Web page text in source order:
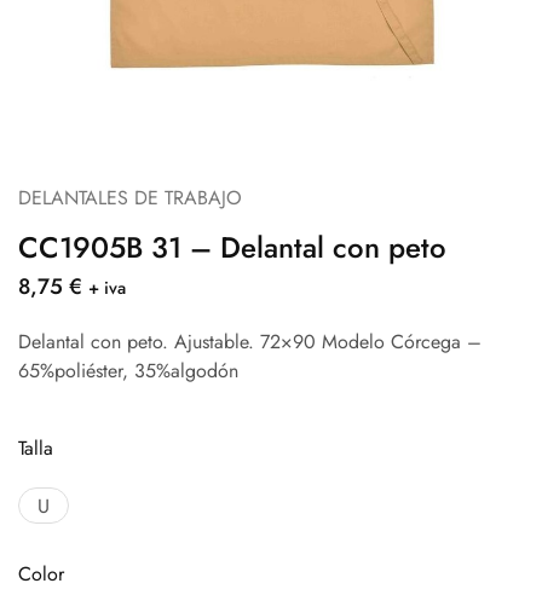
DELANTALES DE TRABAJO
CC1905B 31 – Delantal con peto
8,75 € + iva
Delantal con peto. Ajustable. 72×90 Modelo Córcega –
65%poliéster, 35%algodón
Talla
U
Color